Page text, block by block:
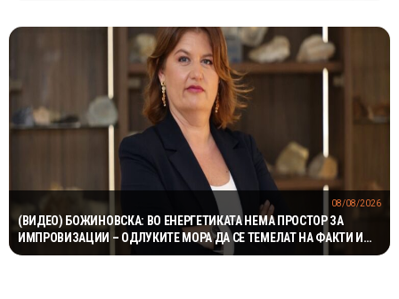
(ВИДЕО) БОЖИНОВСКА: ВО ЕНЕРГЕТИКАТА НЕМА ПРОСТОР ЗА
ИМПРОВИЗАЦИИ – ОДЛУКИТЕ МОРА ДА СЕ ТЕМЕЛАТ НА ФАКТИ И
СТРУЧНОСТ
08/08/2026